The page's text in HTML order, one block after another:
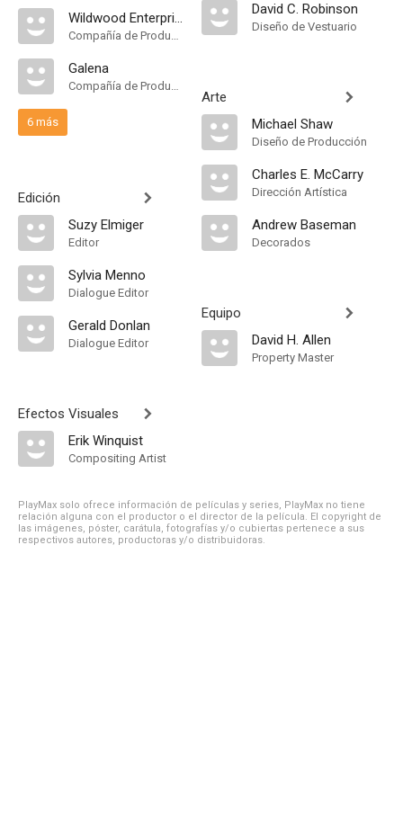
Wildwood Enterprises
Compañía de Produccion
Galena
Compañía de Produccion
6 más
Edición
Suzy Elmiger
Editor
Sylvia Menno
Dialogue Editor
Gerald Donlan
Dialogue Editor
Efectos Visuales
Erik Winquist
Compositing Artist
David C. Robinson
Diseño de Vestuario
Arte
Michael Shaw
Diseño de Producción
Charles E. McCarry
Dirección Artística
Andrew Baseman
Decorados
Equipo
David H. Allen
Property Master
PlayMax solo ofrece información de películas y series, PlayMax no tiene
relación alguna con el productor o el director de la película. El copyright de
las imágenes, póster, carátula, fotografías y/o cubiertas pertenece a sus
respectivos autores, productoras y/o distribuidoras.